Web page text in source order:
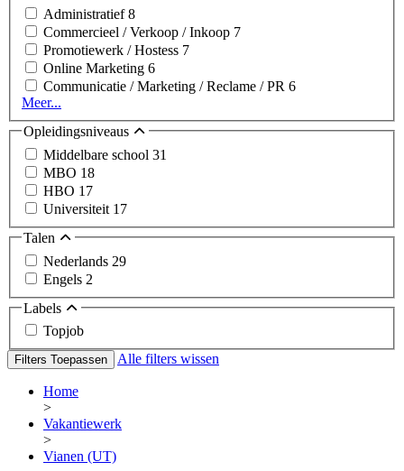
Administratief8
Commercieel / Verkoop / Inkoop 7
Promotiewerk / Hostess 7
Online Marketing 6
Communicatie / Marketing / Reclame / PR 6
Meer...
Opleidingsniveaus
Middelbare school 31
MBO 18
HBO 17
Universiteit 17
Talen
Nederlands 29
Engels 2
Labels
Topjob
Filters Toepassen Alle filters wissen
Home
>
Vakantiewerk
>
Vianen (UT)